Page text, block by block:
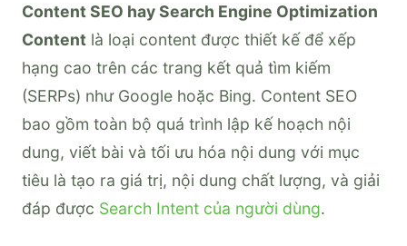
Content SEO hay Search Engine Optimization
Content là loại content được thiết kế để xếp
hạng cao trên các trang kết quả tìm kiếm
(SERPs) như Google hoặc Bing. Content SEO
bao gồm toàn bộ quá trình lập kế hoạch nội
dung, viết bài và tối ưu hóa nội dung với mục
tiêu là tạo ra giá trị, nội dung chất lượng, và giải
đáp được Search Intent của người dùng.